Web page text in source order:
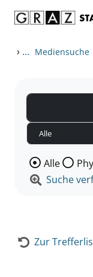
› ... Mediensuche
Wählen Sie
Alle
Suche
Zur